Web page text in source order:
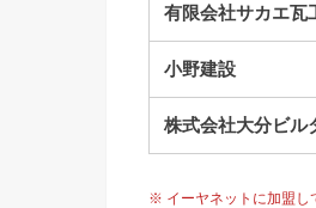
有限会社サカエ瓦
小野建設
株式会社大分ビル
※ イーヤネットに加盟し